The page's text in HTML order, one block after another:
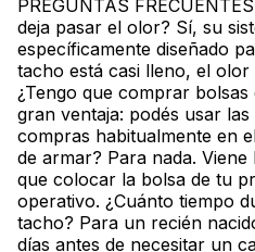
PREGUNTAS
deja pasar el olor? Sí, su
específicamente diseñado
tacho está casi lleno, el olor
¿Tengo que comprar bolsas
gran ventaja: podés usar
compras habitualmente en
de armar? Para nada.
que colocar la bolsa de tu
operativo. ¿Cuánto tiempo
tacho? Para un recién
días antes de necesitar un